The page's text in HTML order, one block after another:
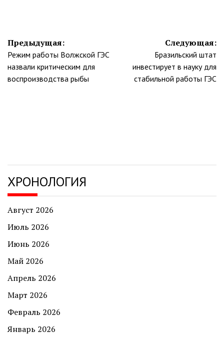
Навигация
по
записям
Предыдущая:
Режим работы Волжской ГЭС
назвали критическим для
воспроизводства рыбы
Следующая:
Бразильский штат
инвестирует в науку для
стабильной работы ГЭС
ХРОНОЛОГИЯ
Август 2026
Июль 2026
Июнь 2026
Май 2026
Апрель 2026
Март 2026
Февраль 2026
Январь 2026